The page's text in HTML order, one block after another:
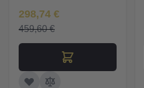
Īpaša Cena
298,74 €
459,60 €